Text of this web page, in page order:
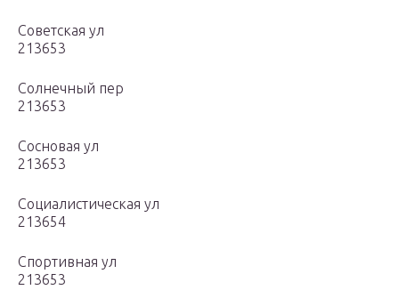
Советская ул
213653
Солнечный пер
213653
Сосновая ул
213653
Социалистическая ул
213654
Спортивная ул
213653